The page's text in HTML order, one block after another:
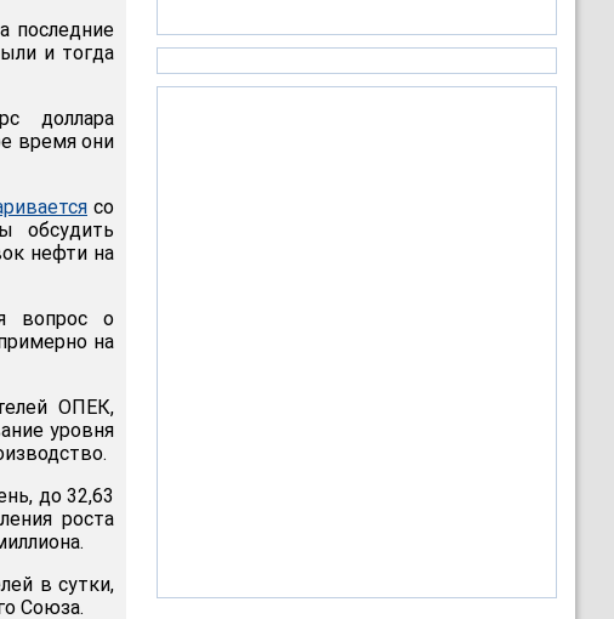
последние
и тогда
доллара
время они
со
обсудить
нефти на
вопрос о
на
ОПЕК,
уровня
до 32,63
роста
в сутки,
Союза.